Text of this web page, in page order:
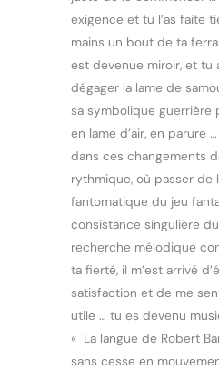
exigence et tu l’as faite
mains un bout de ta
est devenue miroir, et tu
dégager la lame de
sa symbolique guerrière
en lame d’air, en parure
dans ces changements
rythmique, où passer de
fantomatique du jeu
consistance singulière
recherche mélodique
ta fierté, il m’est arrivé
satisfaction et de me
utile … tu es devenu
« La langue de Robert
sans cesse en